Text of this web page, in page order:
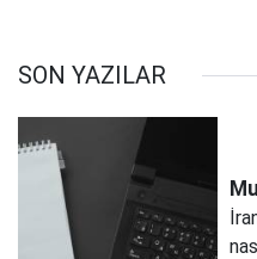
SON YAZILAR